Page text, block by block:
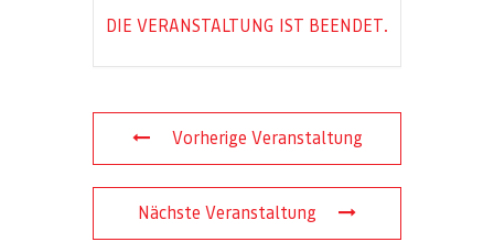
DIE VERANSTALTUNG IST BEENDET.
Vorherige Veranstaltung
Nächste Veranstaltung